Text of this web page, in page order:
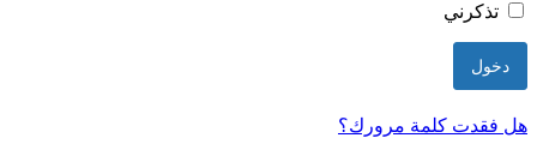
تذكرني
هل فقدت كلمة مرورك؟